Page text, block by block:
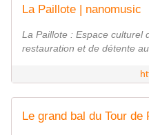
La Paillote | nanomusic
La Paillote : Espace culturel
restauration et de détente
Le grand bal du Tour de